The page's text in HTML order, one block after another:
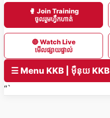
🥊 Join Training
ចូលរួមហ្វឹកហាត់
🔴 Watch Live
មើលផ្សាយផ្ទាល់
☰ Menu KKB | ម៉ឺនុយ KKB
“`